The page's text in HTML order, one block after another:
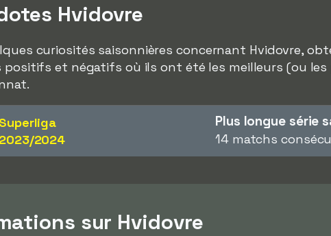
Hvidovre
curiosités saisonnières concernant Hvidovre,
et négatifs où ils ont été les meilleurs (ou
Superliga
2023/2024
Plus longue série
14 matchs
sur Hvidovre